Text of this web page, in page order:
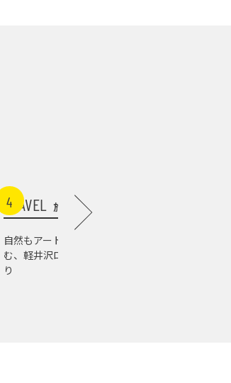
4
TRAVEL 旅行
自然もアートもグルメも楽し
む、軽井沢ローカルスポット巡
り